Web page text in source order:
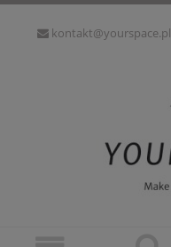
kontakt@yourspace.pl